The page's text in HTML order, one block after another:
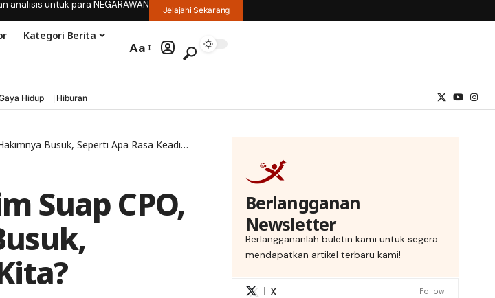
analisis untuk para NEGARAWAN Jelajahi Sekarang
Kategori Berita
Aa
Hidup Hiburan
Busuk, Seperti Apa Rasa Keadilan Kita?
Suap CPO,
Berlangganan
Newsletter
Berlanggananlah buletin kami untuk segera
mendapatkan artikel terbaru kami!
X Follow